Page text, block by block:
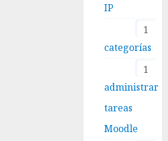
IP
1
categorías
1
administrar
tareas
Moodle